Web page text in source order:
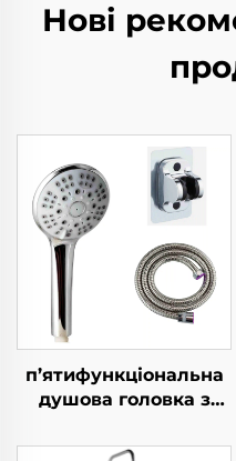
Нові
п’ятифункціональна
душова головка з
металевим шлангом